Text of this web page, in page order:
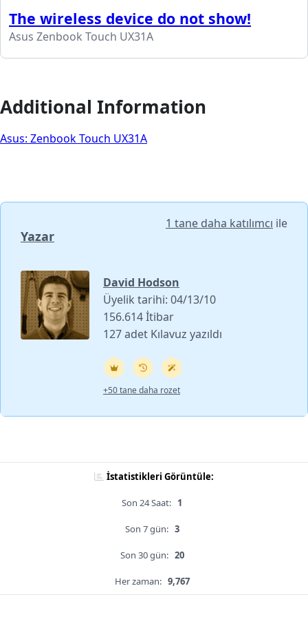
The wireless device do not show!
Asus Zenbook Touch UX31A
Additional Information
Asus: Zenbook Touch UX31A
Yazar
1 tane daha katılımcı ile
David Hodson
Üyelik tarihi: 04/13/10
156.614 İtibar
127 adet Kılavuz yazıldı
+50 tane daha rozet
İstatistikleri Görüntüle:
Son 24 Saat: 1
Son 7 gün: 3
Son 30 gün: 20
Her zaman: 9,767